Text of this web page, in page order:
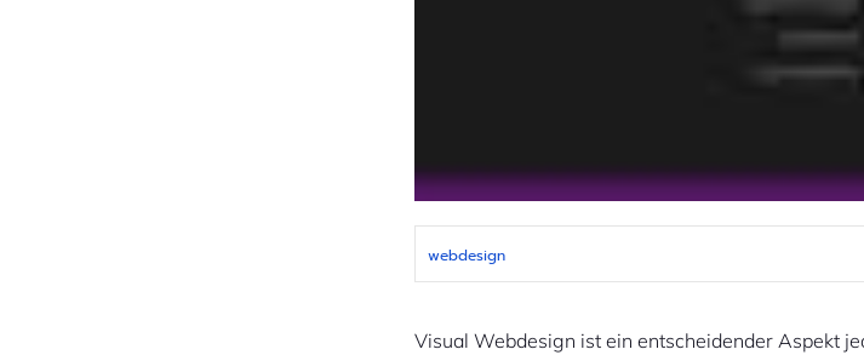
webdesign
Visual Webdesign ist ein entscheidender Aspekt